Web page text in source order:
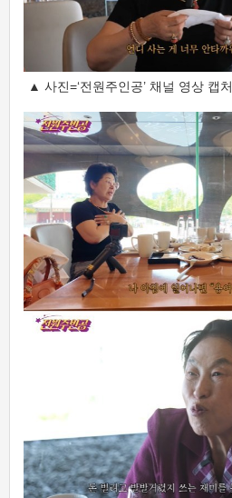
▲ 사진=‘전원주인공’ 채널 영상 캡처